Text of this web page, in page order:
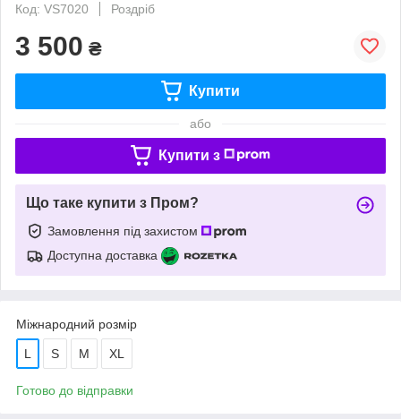
Код: VS7020
Роздріб
3 500 ₴
Купити
або
Купити з
Що таке купити з Пром?
Замовлення під захистом
Доступна доставка
Міжнародний розмір
L S M XL
Готово до відправки